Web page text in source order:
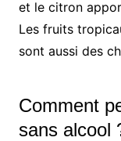
et le citron
Les fruits
sont aussi des
Comment
sans alcool